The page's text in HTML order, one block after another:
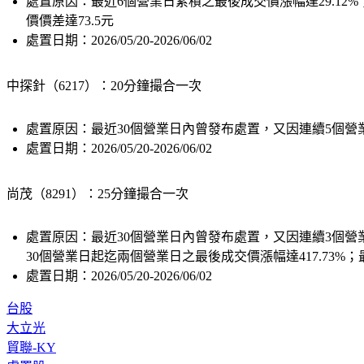
價價差達73.5元
處置日期 ：2026/05/20-2026/06/02
中探針（6217）：20分鐘撮合一次
處置原因 ：最近30個營業日內曾發布處置，又因連續5個
處置日期 ：2026/05/20-2026/06/02
尚茂（8291）：25分鐘撮合一次
處置原因 ：最近30個營業日內曾發布處置，又因連續3個
30個營業日起迄兩個營業日之最後成交價漲幅達417.73%
處置日期 ：2026/05/20-2026/06/02
台股
大立光
貿聯-KY